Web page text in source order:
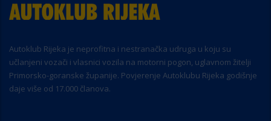
Autoklub Rijeka je neprofitna i nestranačka udruga u koju su
učlanjeni vozači i vlasnici vozila na motorni pogon, uglavnom žitelji
Primorsko-goranske županije. Povjerenje Autoklubu Rijeka godišnje
daje više od 17.000 članova.